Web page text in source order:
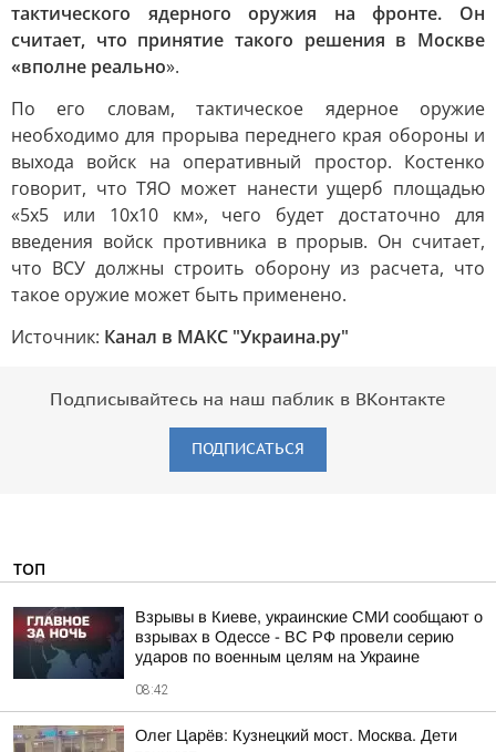
тактического ядерного оружия на фронте. Он
считает, что принятие такого решения в Москве
«вполне реально».
По его словам, тактическое ядерное оружие
необходимо для прорыва переднего края обороны и
выхода войск на оперативный простор. Костенко
говорит, что ТЯО может нанести ущерб площадью
«5х5 или 10х10 км», чего будет достаточно для
введения войск противника в прорыв. Он считает,
что ВСУ должны строить оборону из расчета, что
такое оружие может быть применено.
Источник: Канал в МАКС "Украина.ру"
Подписывайтесь на наш паблик в ВКонтакте
ПОДПИСАТЬСЯ
ТОП
Взрывы в Киеве, украинские СМИ сообщают о
взрывах в Одессе - ВС РФ провели серию
ударов по военным целям на Украине
08:42
Олег Царёв: Кузнецкий мост. Москва. Дети